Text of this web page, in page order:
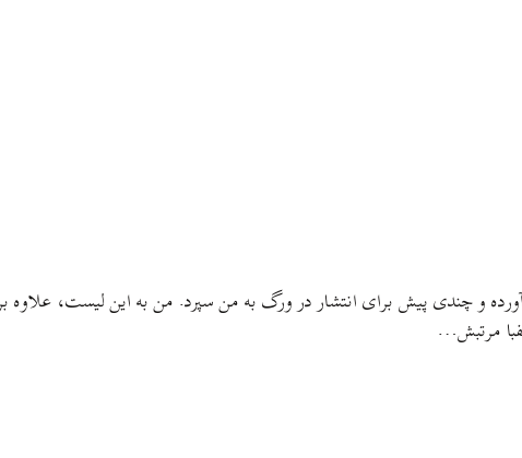
و چندی پیش برای انتشار در ورگ به من سپرد. من به این لیست، علاوه
مرتبش…